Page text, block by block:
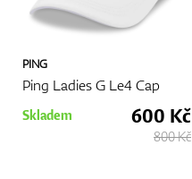
Více
PING
Ping Ladies G Le4 Cap
Skladem 600 Kč
800 Kč